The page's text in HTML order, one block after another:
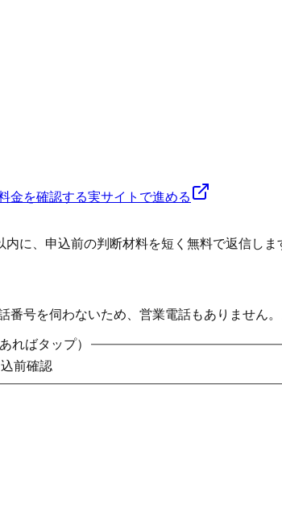
金を確認する実サイトで進める
に、申込前の判断材料を短く無料で返信しま
番号を伺わないため、営業電話もありません
ればタップ）
前確認